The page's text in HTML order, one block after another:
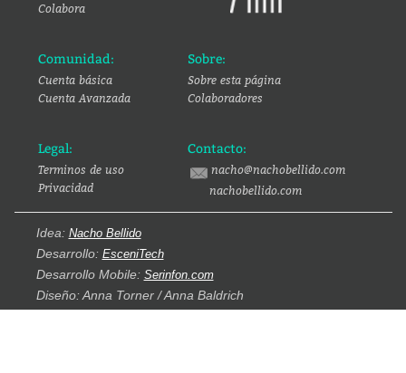
Colabora
Comunidad:
Cuenta básica
Cuenta Avanzada
Sobre:
Sobre esta página
Colaboradores
Legal:
Terminos de uso
Privacidad
Contacto:
nacho@nachobellido.com
nachobellido.com
Idea: Nacho Bellido
Desarrollo: EsceniTech
Desarrollo Mobile: Serinfon.com
Diseño: Anna Torner / Anna Baldrich